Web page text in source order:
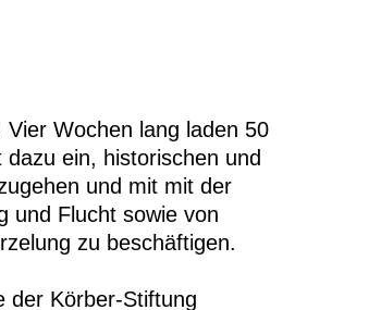
Wochen lang laden 50
ein, historischen und
und mit mit der
und Flucht sowie von
zu beschäftigen.
der Körber-Stiftung